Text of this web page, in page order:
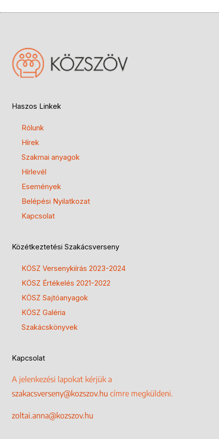
Haszos Linkek
Rólunk
Hírek
Szakmai anyagok
Hírlevél
Események
Belépési Nyilatkozat
Kapcsolat
Közétkeztetési Szakácsverseny
KÖSZ Versenykiírás 2023-2024
KÖSZ Értékelés 2021-2022
KÖSZ Sajtóanyagok
KÖSZ Galéria
Szakácskönyvek
Kapcsolat
A jelenkezési lapokat kérjük a
szakacsverseny@kozszov.hu címre megküldeni.
zoltai.anna@kozszov.hu